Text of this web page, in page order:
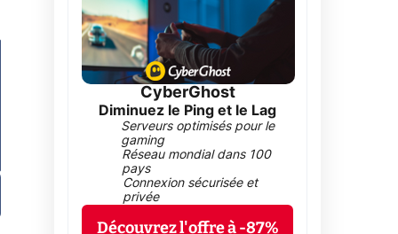
CyberGhost
Diminuez le Ping et le Lag
Serveurs optimisés pour le
gaming
Réseau mondial dans 100
pays
Connexion sécurisée et
privée
Découvrez l'offre à -87%